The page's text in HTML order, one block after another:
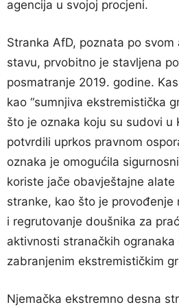
agencija u svojoj procjeni.
Stranka AfD, poznata po svom
stavu, prvobitno je stavljena
posmatranje 2019. godine.
kao “sumnjiva ekstremistička
što je oznaka koju su sudovi u
potvrdili uprkos pravnom
oznaka je omogućila
koriste jače obavještajne
stranke, kao što je provođenje
i regrutovanje doušnika za
aktivnosti stranačkih ogranaka
zabranjenim ekstremističkim
Njemačka ekstremno desna